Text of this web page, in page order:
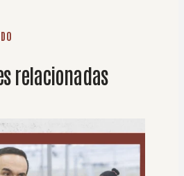
relacionadas